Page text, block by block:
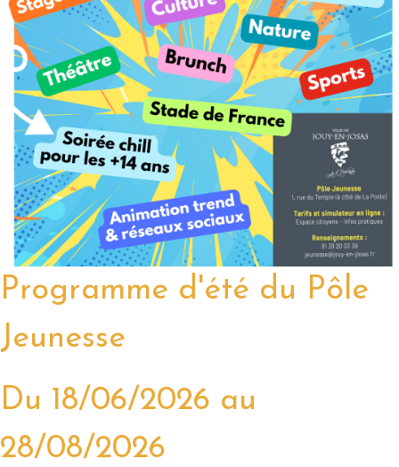
Programme d'été du Pôle
Jeunesse
Du 18/06/2026 au
28/08/2026